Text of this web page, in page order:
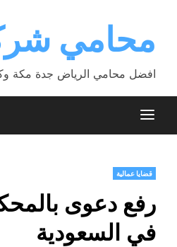
contentمحامي
افضل محامي الرياض جدة مكة
قضايا عمالية
رفع دعوى
في السعودية